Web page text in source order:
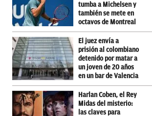
tumba a Michelsen y
también se mete en
octavos de Montreal
El juez envía a
prisión al colombiano
detenido por matar a
un joven de 20 años
en un bar de Valencia
Harlan Coben, el Rey
Midas del misterio:
las claves para